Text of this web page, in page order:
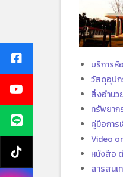
บริการ
วัสดุอุป
สิ่งอำนว
ทรัพยาก
คู่มือการ
Video
หนังสือ
สารสนเ